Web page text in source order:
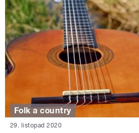
Folk a country
29. listopad 2020